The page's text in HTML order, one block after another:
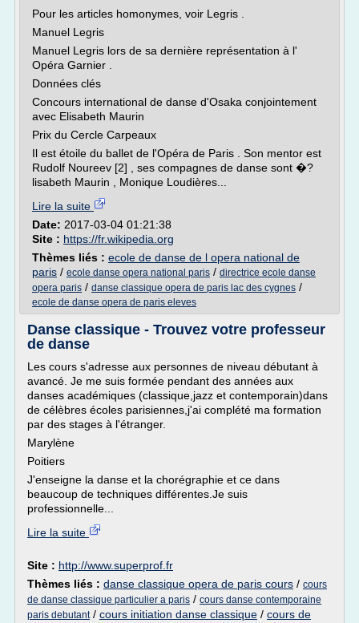
Pour les articles homonymes, voir Legris .
Manuel Legris
Manuel Legris lors de sa dernière représentation à l'
Opéra Garnier .
Données clés
Concours international de danse d'Osaka conjointement
avec Elisabeth Maurin
Prix du Cercle Carpeaux
Il est étoile du ballet de l'Opéra de Paris . Son mentor est
Rudolf Noureev [2] , ses compagnes de danse sont �?
lisabeth Maurin , Monique Loudières...
Lire la suite
Date: 2017-03-04 01:21:38
Site : https://fr.wikipedia.org
Thèmes liés : ecole de danse de l opera national de
paris / ecole danse opera national paris / directrice ecole danse
opera paris / danse classique opera de paris lac des cygnes /
ecole de danse opera de paris eleves
Danse classique - Trouvez votre professeur
de danse
Les cours s'adresse aux personnes de niveau débutant à
avancé. Je me suis formée pendant des années aux
danses académiques (classique,jazz et contemporain)dans
de célèbres écoles parisiennes,j'ai complété ma formation
par des stages à l'étranger.
Marylène
Poitiers
J'enseigne la danse et la chorégraphie et ce dans
beaucoup de techniques différentes.Je suis
professionnelle...
Lire la suite
Site : http://www.superprof.fr
Thèmes liés : danse classique opera de paris cours / cours
de danse classique particulier a paris / cours danse contemporaine
paris debutant/ cours initiation danse classique / cours de